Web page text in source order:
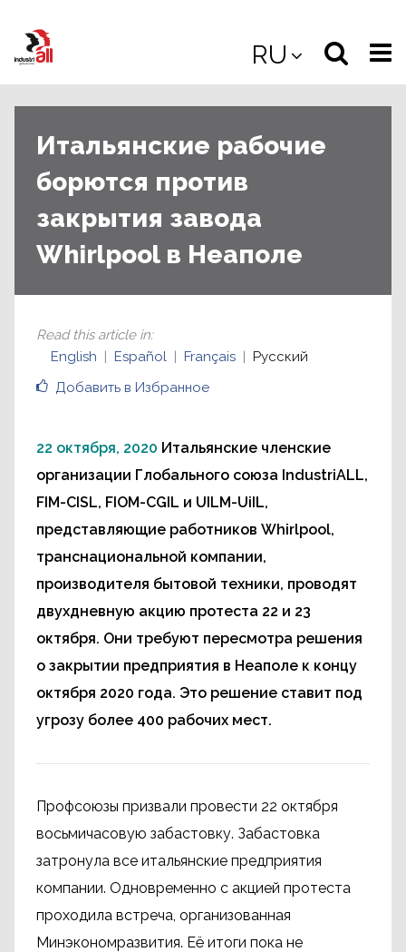
main
RU
Select
the
site
Итальянские рабочие
борются против
закрытия завода
Whirlpool в Неаполе
Добавить в Избранное
Read this article in:
English
Español Français Русский
22 октября, 2020 Итальянские членские
организации Глобального союза IndustriALL,
FIM-CISL, FIOM-CGIL и UILM-UiIL,
представляющие работников Whirlpool,
транснациональной компании,
производителя бытовой техники, проводят
двухдневную акцию протеста 22 и 23
октября. Они требуют пересмотра решения
о закрытии предприятия в Неаполе к концу
октября 2020 года. Это решение ставит под
угрозу более 400 рабочих мест.
Профсоюзы призвали провести 22 октября
восьмичасовую забастовку. Забастовка
затронула все итальянские предприятия
компании. Одновременно с акцией протеста
проходила встреча, организованная
Минэкономразвития. Её итоги пока не